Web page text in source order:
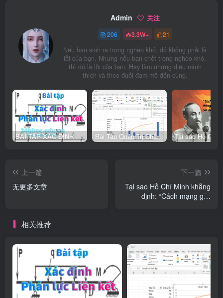
Admin 关注
206 3.3W+ 21
Nếu bạn sinh ra trong nghèo khó, đó không phải là
lỗi của bạn. Nhưng nếu bạn chết trong nghèo khó,
thì đó là lỗi của bạn. Hãy làm những điều mình
thích và theo đuổi đam mê đến cùng.
BÀI TẬP XÁC ĐỊNH PHẢN LỰC LIÊN KẾT Bài Tập Quản Trị Chất Lượng Trong Doanh Nghiệp Công Nghiệp
上一篇
无更多文章
下一篇
Tại sao Hồ Chí Minh khẳng
định: “Cách mạng giải
相关推荐